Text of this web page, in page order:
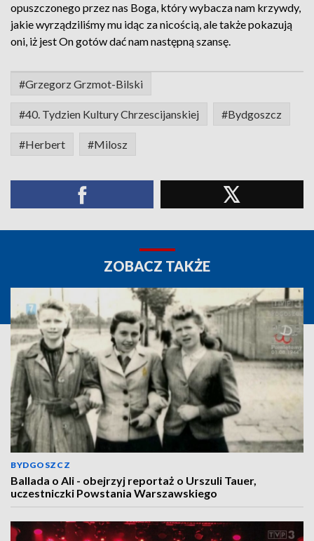
opuszczonego przez nas Boga, który wybacza nam krzywdy,
jakie wyrządziliśmy mu idąc za nicością, ale także pokazują
oni, iż jest On gotów dać nam następną szansę.
#Grzegorz Grzmot-Bilski
#40. Tydzien Kultury Chrzescijanskiej #Bydgoszcz
#Herbert #Milosz
ZOBACZ TAKŻE
BYDGOSZCZ
Ballada o Ali - obejrzyj reportaż o Urszuli Tauer,
uczestniczki Powstania Warszawskiego